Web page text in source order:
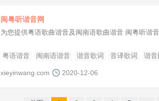
闽粤听谐音网
为您提供粤语歌曲谐音及闽南语歌曲谐音 闽粤听谐
粤语谐音 闽南语谐音 谐音歌词 音译歌词 谐音
xieyinwang.com 2020-12-06